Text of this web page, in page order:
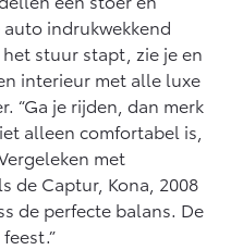
OOK ALS BATTERIJ-
ELEKTRISCH
Vanaf € 27.945,-
Proace Verso
indrukwekkend
stuur stapt, zie je en
interieur met alle luxe
“Ga je rijden, dan merk
alleen comfortabel is,
met
de Captur, Kona, 2008
de perfecte balans. De